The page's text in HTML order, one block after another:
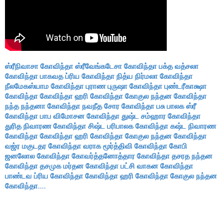
ஸ்ரீநிவாசா கோவிந்தா ஸ்ரீவேங்கடேசா கோவிந்தா பக்த வத்சலா
கோவிந்தா பாகவத ப்ரிய கோவிந்தா நித்ய நிர்மலா கோவிந்தா
நீலமேகஸ்யாம கோவிந்தா புராண புருஷா கோவிந்தா புண்டரீகாக்ஷா
கோவிந்தா கோவிந்தா ஹரி கோவிந்தா கோகுல நந்தன கோவிந்தா
நந்த நந்தனா கோவிந்தா நவநீத சோர கோவிந்தா பசு பாலக ஸ்ரீ
கோவிந்தா பாப விமோசன கோவிந்தா துஷ்ட சம்ஹார கோவிந்தா
துரித நிவாரண கோவிந்தா சிஷ்ட பரிபாலக கோவிந்தா கஷ்ட நிவாரண
கோவிந்தா கோவிந்தா ஹரி கோவிந்தா கோகுல நந்தன கோவிந்தா
வஜ்ர மகுடதர கோவிந்தா வராக மூர்த்திவி கோவிந்தா கோபி
ஜனலோல கோவிந்தா கோவர்த்தனோத்தார கோவிந்தா தசரத நந்தன
கோவிந்தா தசமுக மர்தன கோவிந்தா பட்சி வாகன கோவிந்தா
பாண்டவ ப்ரிய கோவிந்தா கோவிந்தா ஹரி கோவிந்தா கோகுல நந்தன
கோவிந்தா....